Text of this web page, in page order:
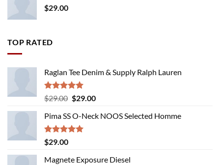
$29.00
TOP RATED
Raglan Tee Denim & Supply Ralph Lauren
Rated5.00
out of 5
$29.00 Original
was:
$29.00.
$29.00Current
is:
Pima SS O-Neck NOOS Selected Homme
Rated5.00
out of 5
$29.00
Magnete Exposure Diesel